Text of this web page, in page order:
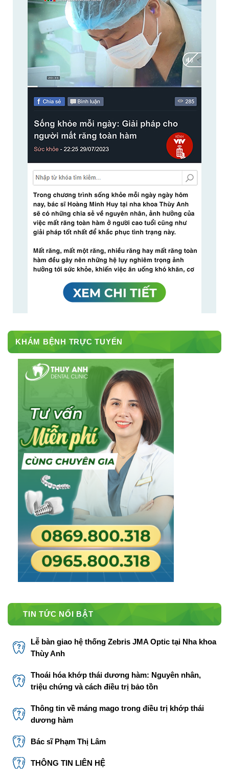
KHÁM BỆNH TRỰC TUYẾN
TIN TỨC NỔI BẬT
Lễ bàn giao hệ thống Zebris JMA Optic tại Nha khoa
Thùy Anh
Thoái hóa khớp thái dương hàm: Nguyên nhân,
triệu chứng và cách điều trị bảo tồn
Thông tin về máng mago trong điều trị khớp thái
dương hàm
Bác sĩ Phạm Thị Lâm
THÔNG TIN LIÊN HỆ